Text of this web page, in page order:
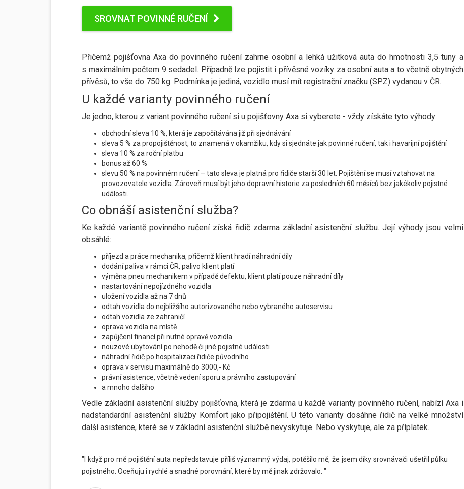
SROVNAT POVINNÉ RUČENÍ
Přičemž pojišťovna Axa do povinného ručení zahrne osobní a lehká užitková auta do hmotnosti 3,5 tuny a
s maximálním počtem 9 sedadel. Případně lze pojistit i přívěsné vozíky za osobní auta a to včetně obytných
přívěsů, to vše do 750 kg. Podmínka je jediná, vozidlo musí mít registrační značku (SPZ) vydanou v ČR.
U každé varianty povinného ručení
Je jedno, kterou z variant povinného ručení si u pojišťovny Axa si vyberete - vždy získáte tyto výhody:
obchodní sleva 10 %, která je započítávána již při sjednávání
sleva 5 % za propojištěnost, to znamená v okamžiku, kdy si sjednáte jak povinné ručení, tak i havarijní pojištění
sleva 10 % za roční platbu
bonus až 60 %
slevu 50 % na povinném ručení – tato sleva je platná pro řidiče starší 30 let. Pojištění se musí vztahovat na
provozovatele vozidla. Zároveň musí být jeho dopravní historie za posledních 60 měsíců bez jakékoliv pojistné
události.
Co obnáší asistenční služba?
Ke každé variantě povinného ručení získá řidič zdarma základní asistenční službu. Její výhody jsou velmi
obsáhlé:
příjezd a práce mechanika, přičemž klient hradí náhradní díly
dodání paliva v rámci ČR, palivo klient platí
výměna pneu mechanikem v případě defektu, klient platí pouze náhradní díly
nastartování nepojízdného vozidla
uložení vozidla až na 7 dnů
odtah vozidla do nejbližšího autorizovaného nebo vybraného autoservisu
odtah vozidla ze zahraničí
oprava vozidla na místě
zapůjčení financí při nutné opravě vozidla
nouzové ubytování po nehodě či jiné pojistné události
náhradní řidič po hospitalizaci řidiče původního
oprava v servisu maximálně do 3000,- Kč
právní asistence, včetně vedení sporu a právního zastupování
a mnoho dalšího
Vedle základní asistenční služby pojišťovna, která je zdarma u každé varianty povinného ručení, nabízí Axa i
nadstandardní asistenční služby Komfort jako připojištění. U této varianty dosáhne řidič na velké množství
další asistence, které se v základní asistenční službě nevyskytuje. Nebo vyskytuje, ale za příplatek.
"I když pro mě pojištění auta nepředstavuje příliš významný výdaj, potěšilo mě, že jsem díky srovnávači ušetřil půlku
pojistného. Oceňuju i rychlé a snadné porovnání, které by mě jinak zdržovalo. "